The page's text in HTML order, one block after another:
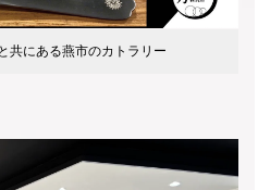
共にある燕市のカトラリー